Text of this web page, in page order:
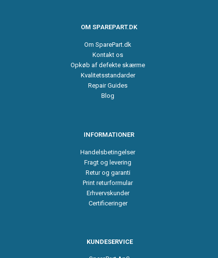
OM SPAREPART.DK
Om SparePart.dk
Kontakt os
Opkøb af defekte skærme
Kvalitetsstandarder
Repair Guides
Blog
INFORMATIONER
Handelsbetingelser
Fragt og levering
Retur og garanti
Print returformular
Erhvervskunder
Certificeringer
KUNDESERVICE